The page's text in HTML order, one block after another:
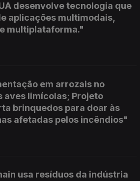
desenvolve tecnologia que
aplicações multimodais,
multiplataforma."
em arrozais no
aves limícolas; Projeto
brinquedos para doar às
afetadas pelos incêndios"
usa resíduos da indústria